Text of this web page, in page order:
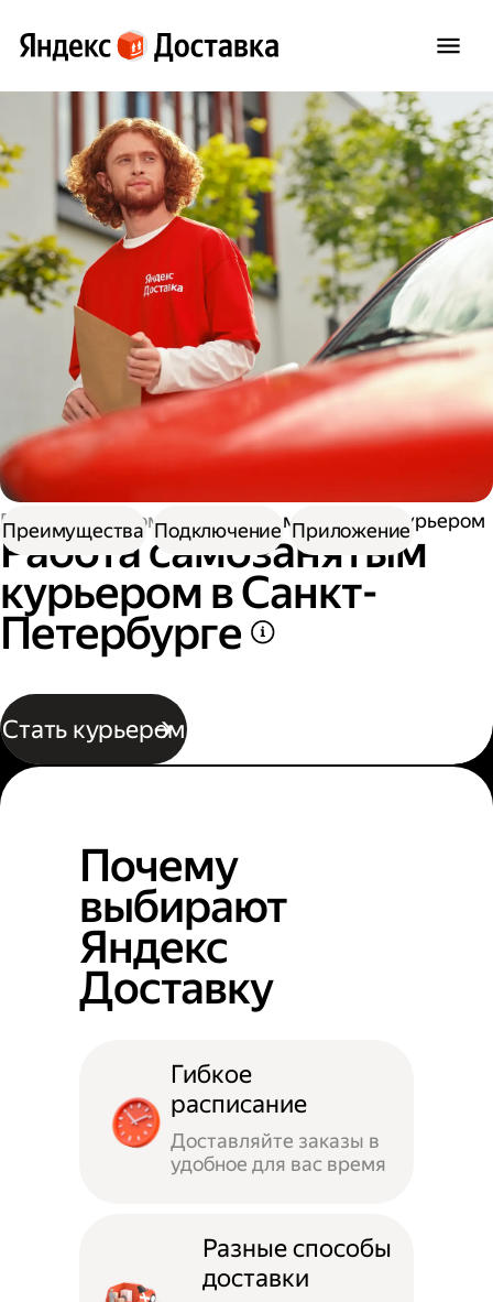
Работа курьером Работа самозанятым курьером
Работа самозанятым
курьером в Санкт-
Петербурге
Стать курьером
Преимущества Подключение Приложение
Почему
выбирают
Яндекс
Доставку
Гибкое
расписание
Доставляйте заказы в
удобное для вас время
Разные способы
доставки